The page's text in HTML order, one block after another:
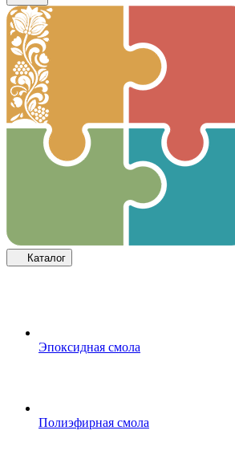
Каталог
Эпоксидная смола
Полиэфирная смола